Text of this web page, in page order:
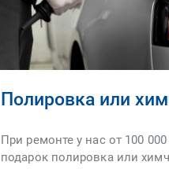
Полировка или
При ремонте у нас от 100
подарок полировка или